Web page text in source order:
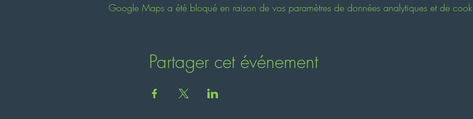
Google Maps a été bloqué en raison de vos paramètres de données analytiques et de
Partager cet événement